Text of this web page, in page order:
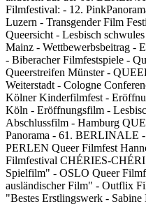
Filmfestival: - 12.
Luzern - Transgender Film
Queersicht - Lesbisch
Mainz - Wettbewerbsbeitrag -
- Biberacher Filmfestspiele -
Queerstreifen Münster -
Weiterstadt - Cologne
Kölner Kinderfilmfest -
Köln - Eröffnungsfilm -
Abschlussfilm - Hamburg
Panorama - 61. BERLINALE
PERLEN Queer Filmfest
Filmfestival CHÉRIES-CHÉRI
Spielfilm" - OSLO Queer
ausländischer Film" - Outflix
"Bestes Erstlingswerk -